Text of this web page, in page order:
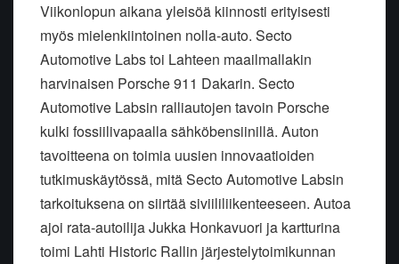
Viikonlopun aikana yleisöä kiinnosti erityisesti
myös mielenkiintoinen nolla-auto. Secto
Automotive Labs toi Lahteen maailmallakin
harvinaisen Porsche 911 Dakarin. Secto
Automotive Labsin ralliautojen tavoin Porsche
kulki fossiilivapaalla sähköbensiinillä. Auton
tavoitteena on toimia uusien innovaatioiden
tutkimuskäytössä, mitä Secto Automotive Labsin
tarkoituksena on siirtää siviililiikenteeseen. Autoa
ajoi rata-autoilija Jukka Honkavuori ja kartturina
toimi Lahti Historic Rallin järjestelytoimikunnan